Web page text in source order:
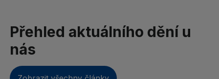
Přehled aktuálního dění u
nás